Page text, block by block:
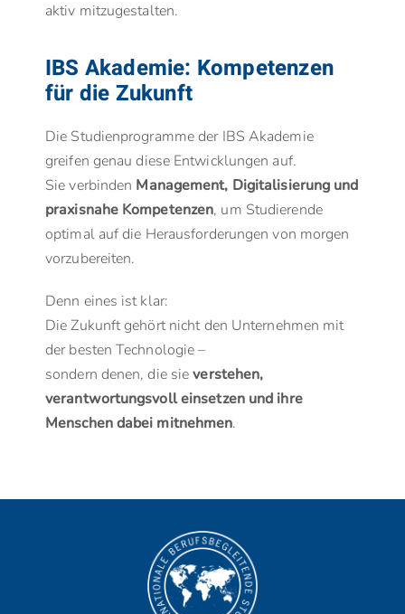
aktiv mitzugestalten.
IBS Akademie: Kompetenzen
für die Zukunft
Die Studienprogramme der IBS Akademie
greifen genau diese Entwicklungen auf.
Sie verbinden Management, Digitalisierung und
praxisnahe Kompetenzen, um Studierende
optimal auf die Herausforderungen von morgen
vorzubereiten.
Denn eines ist klar:
Die Zukunft gehört nicht den Unternehmen mit
der besten Technologie –
sondern denen, die sieverstehen,
verantwortungsvoll einsetzen und ihre
Menschen dabei mitnehmen.